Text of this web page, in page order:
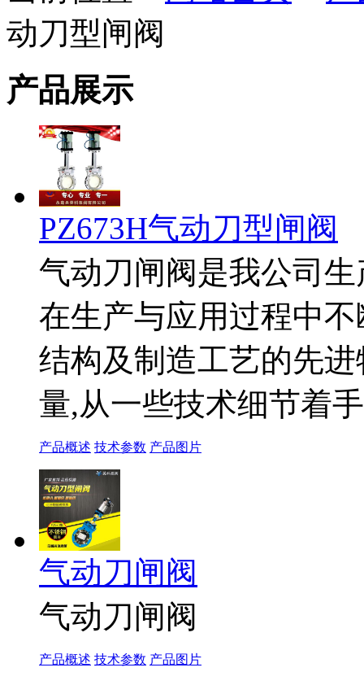
动刀型闸阀
产品展示
PZ673H气动刀型闸阀
气动刀闸阀是我公司
在生产与应用过程中
结构及制造工艺的先
量,从一些技术细节着
产品概述 技术参数 产品图片
气动刀闸阀
气动刀闸阀
产品概述 技术参数 产品图片